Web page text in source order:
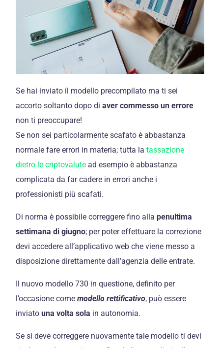
Se hai inviato il modello precompilato ma ti sei
accorto soltanto dopo diaver commesso un errore
non ti preoccupare!
Se non sei particolarmente scafato è abbastanza
normale fare errori in materia; tutta latassazione
dietro le criptovalute ad esempio è abbastanza
complicata da far cadere in errori anche i
professionisti più scafati.
Di norma è possibile correggere fino allapenultima
settimana di giugno; per poter effettuare la correzione
devi accedere all’applicativo web che viene messo a
disposizione direttamente dall’agenzia delle entrate.
Il nuovo modello 730 in questione, definito per
l’occasione comemodello rettificativo, può essere
inviatouna volta sola in autonomia.
Se si deve correggere nuovamente tale modello ti devi